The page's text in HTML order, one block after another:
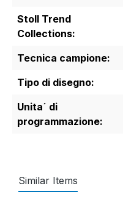
Stoll Trend
Collections:
Tecnica campione:
Tipo di disegno:
Unita´ di
programmazione:
Similar Items